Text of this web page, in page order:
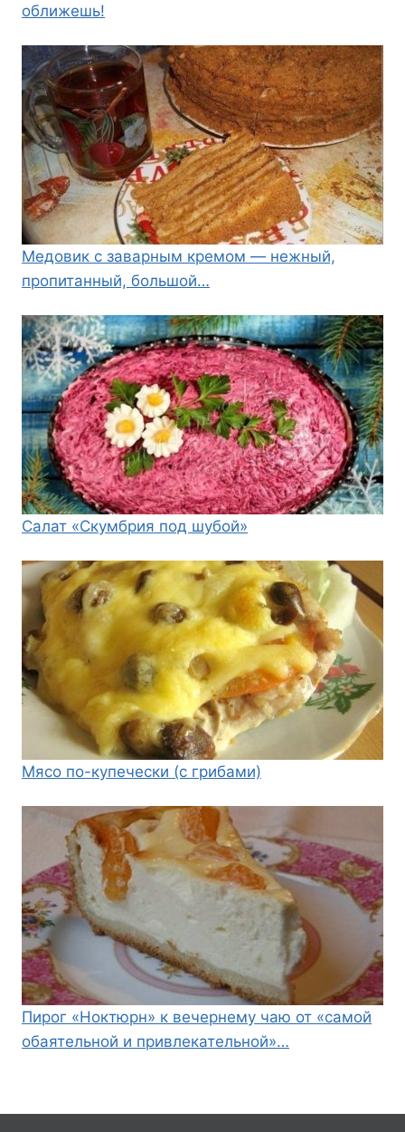
оближешь!
Медовик с заварным кремом — нежный,
пропитанный, большой…
Салат «Скумбрия под шубой»
Мясо по-купечески (с грибами)
Пирог «Ноктюрн» к вечернему чаю от «самой
обаятельной и привлекательной»…